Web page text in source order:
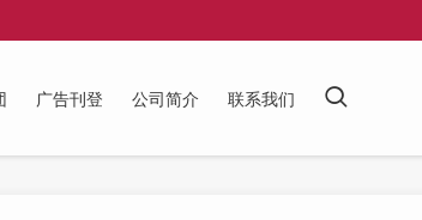
广告刊登 公司简介 联系我们